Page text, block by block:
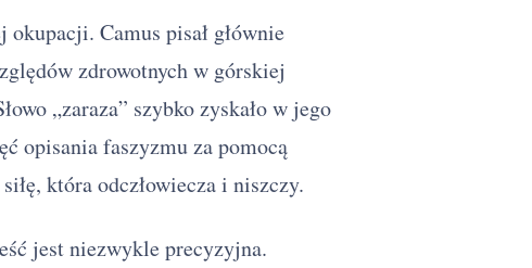
Camus pisał głównie
zdrowotnych w górskiej
„zaraza” szybko zyskało w jego
opisania faszyzmu za pomocą
która odczłowiecza i niszczy.
jest niezwykle precyzyjna.